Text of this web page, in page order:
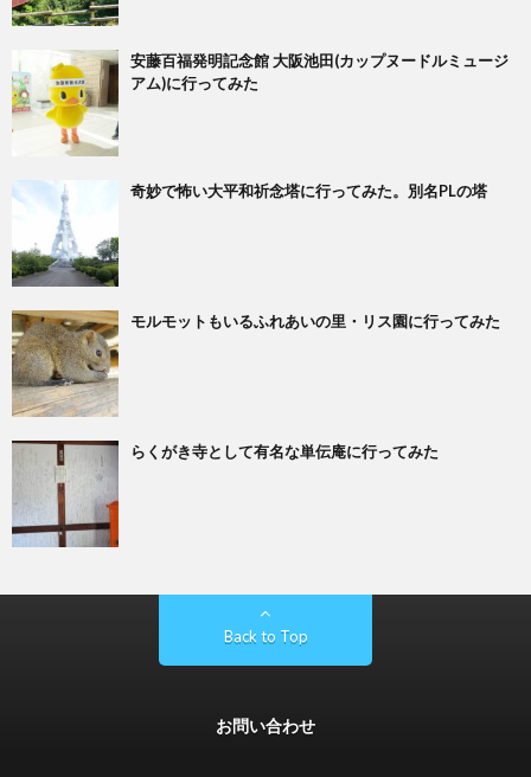
安藤百福発明記念館 大阪池田(カップヌードルミュージ
アム)に行ってみた
奇妙で怖い大平和祈念塔に行ってみた。別名PLの塔
モルモットもいるふれあいの里・リス園に行ってみた
らくがき寺として有名な単伝庵に行ってみた
Back to Top
お問い合わせ